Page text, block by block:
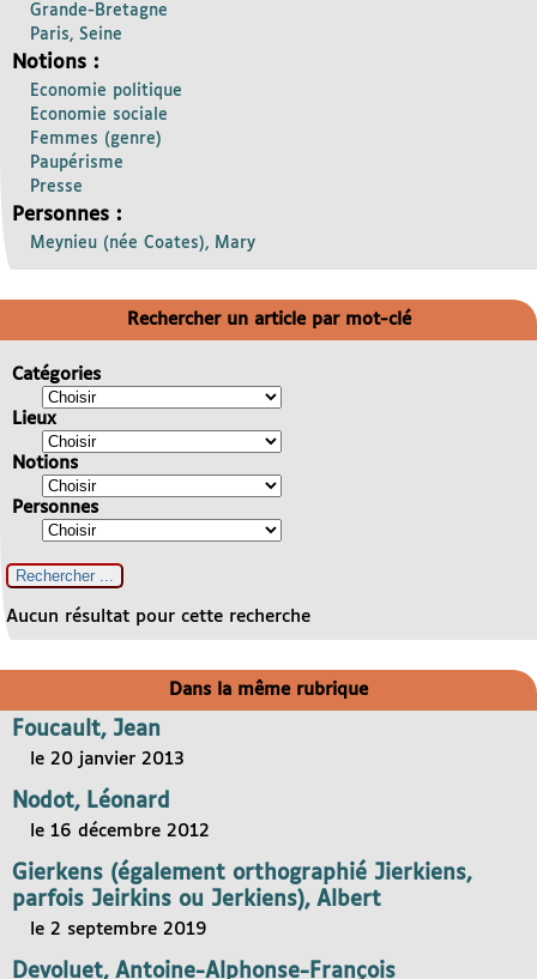
Grande-Bretagne
Paris, Seine
Notions :
Economie politique
Economie sociale
Femmes (genre)
Paupérisme
Presse
Personnes :
Meynieu (née Coates), Mary
Rechercher un article par mot-clé
Catégories
Lieux
Notions
Personnes
Aucun résultat pour cette recherche
Dans la même rubrique
Foucault, Jean
le 20 janvier 2013
Nodot, Léonard
le 16 décembre 2012
Gierkens (également orthographié Jierkiens,
parfois Jeirkins ou Jerkiens), Albert
le 2 septembre 2019
Devoluet, Antoine-Alphonse-François